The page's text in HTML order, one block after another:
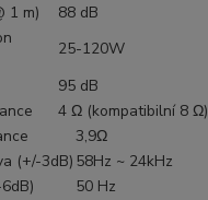
1 m)
88 dB
25-120W
95 dB
4 Ω (kompatibilní 8 Ω)
3,9Ω
(+/-3dB) 58Hz ~ 24kHz
50 Hz